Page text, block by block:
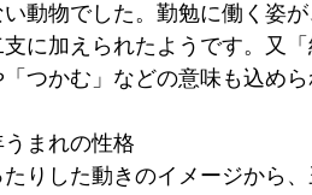
動物でした。勤勉に働く姿
支に加えられたようです。又
「つかむ」などの意味も込め
まれの性格
たりした動きのイメージから